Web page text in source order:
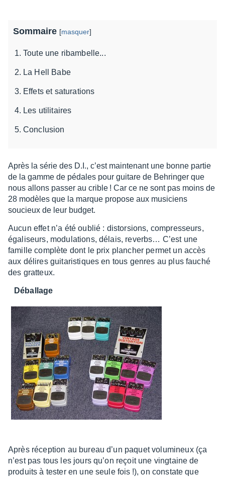
Sommaire [masquer]
Toute une ribambelle...
La Hell Babe
Effets et saturations
Les utilitaires
Conclusion
Après la série des D.I., c’est main­te­nant une bonne partie
de la gamme de pédales pour guitare de Behrin­ger que
nous allons passer au crible ! Car ce ne sont pas moins de
28 modèles que la marque propose aux musi­ciens
soucieux de leur budget.
Aucun effet n’a été oublié : distor­sions, compres­seurs,
égali­seurs, modu­la­tions, délais, reverbs… C’est une
famille complète dont le prix plan­cher permet un accès
aux délires guita­ris­tiques en tous genres au plus fauché
des grat­teux.
Débal­lage
Après récep­tion au bureau d’un paquet volu­mi­neux (ça
n’est pas tous les jours qu’on reçoit une ving­taine de
produits à tester en une seule fois !), on constate que